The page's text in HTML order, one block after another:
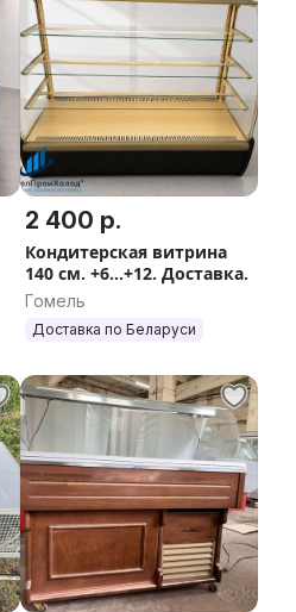
2 400 р.
Кондитерская витрина
140 см. +6...+12. Доставка.
Гомель
Доставка по Беларуси